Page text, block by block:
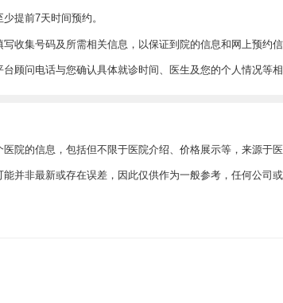
提前7天时间预约。
收集号码及所需相关信息，以保证到院的信息和网上预约信
顾问电话与您确认具体就诊时间、医生及您的个人情况等相
院的信息，包括但不限于医院介绍、价格展示等，来源于医
并非最新或存在误差，因此仅供作为一般参考，任何公司